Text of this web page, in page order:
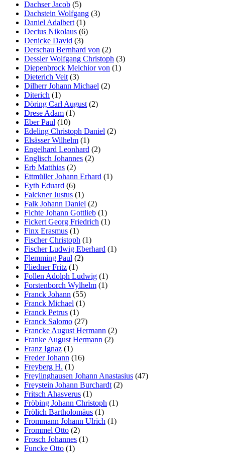
Dachser Jacob (5)
Dachstein Wolfgang (3)
Daniel Adalbert (1)
Decius Nikolaus (6)
Denicke David (3)
Derschau Bernhard von (2)
Dessler Wolfgang Christoph (3)
Diepenbrock Melchior von (1)
Dieterich Veit (3)
Dilherr Johann Michael (2)
Diterich (1)
Döring Carl August (2)
Drese Adam (1)
Eber Paul (10)
Edeling Christoph Daniel (2)
Elsässer Wilhelm (1)
Engelhard Leonhard (2)
Englisch Johannes (2)
Erb Matthias (2)
Ettmüller Johann Erhard (1)
Eyth Eduard (6)
Falckner Justus (1)
Falk Johann Daniel (2)
Fichte Johann Gottlieb (1)
Fickert Georg Friedrich (1)
Finx Erasmus (1)
Fischer Christoph (1)
Fischer Ludwig Eberhard (1)
Flemming Paul (2)
Fliedner Fritz (1)
Follen Adolph Ludwig (1)
Forstenborch Wylhelm (1)
Franck Johann (55)
Franck Michael (1)
Franck Petrus (1)
Franck Salomo (27)
Francke August Hermann (2)
Franke August Hermann (2)
Franz Ignaz (1)
Freder Johann (16)
Freyberg H. (1)
Freylinghausen Johann Anastasius (47)
Freystein Johann Burchardt (2)
Fritsch Ahasverus (1)
Fröbing Johann Christoph (1)
Frölich Bartholomäus (1)
Frommann Johann Ulrich (1)
Frommel Otto (2)
Frosch Johannes (1)
Funcke Otto (1)